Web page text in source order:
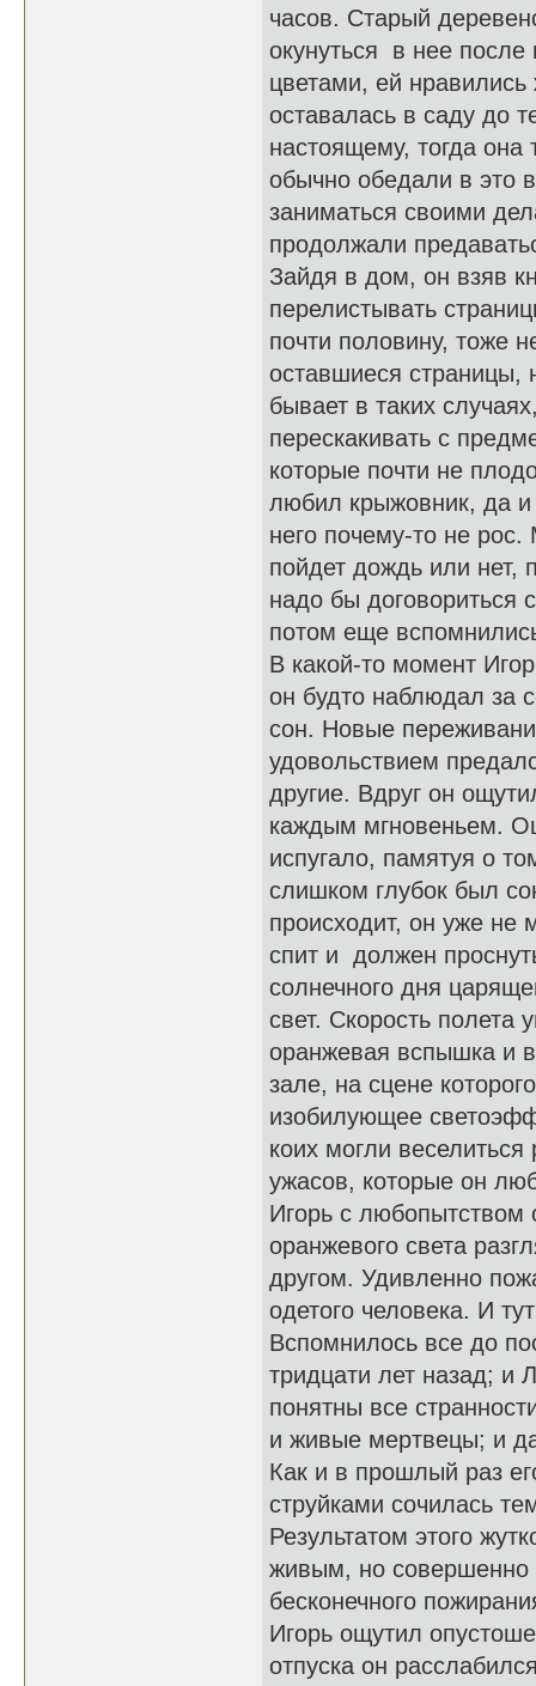
часов. Старый
окунуться в нее после
цветами, ей
оставалась в саду до
настоящему, тогда
обычно обедали в это
заниматься своими
продолжали
Зайдя в дом, он взяв
перелистывать
почти половину, тоже
оставшиеся страницы,
бывает в таких
перескакивать с
которые почти не
любил крыжовник, да и
него почему-то не
пойдет дождь или нет,
надо бы договориться
потом еще
В какой-то момент
он будто наблюдал за
сон. Новые
удовольствием
другие. Вдруг он
каждым мгновеньем.
испугало, памятуя о
слишком глубок был
происходит, он уже не
спит и должен
солнечного дня
свет. Скорость полета
оранжевая вспышка и
зале, на сцене
изобилующее
коих могли
ужасов, которые он
Игорь с любопытством
оранжевого света
другом. Удивленно
одетого человека. И
Вспомнилось все до
тридцати лет назад; и
понятны все
и живые мертвецы; и
Как и в прошлый раз
струйками сочилась
Результатом этого
живым, но
бесконечного
Игорь ощутил
отпуска он